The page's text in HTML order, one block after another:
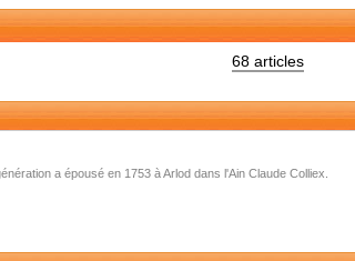
68 articles
a épousé en 1753 à Arlod dans l'Ain Claude Colliex.